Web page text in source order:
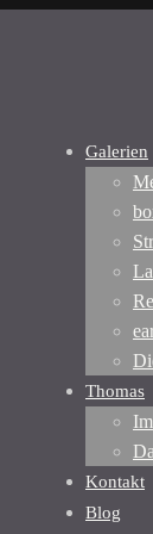
Galerien
Thomas
Kontakt
Blog